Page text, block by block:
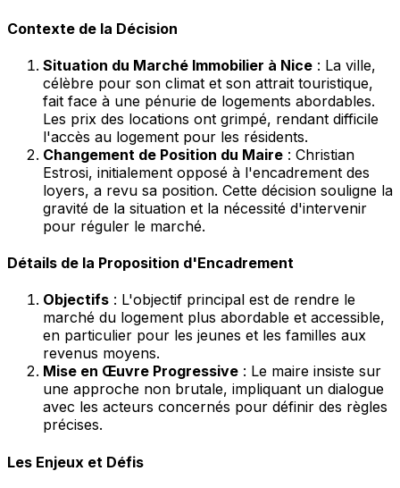
Contexte de la Décision
Situation du Marché Immobilier à Nice : La ville,
célèbre pour son climat et son attrait touristique,
fait face à une pénurie de logements abordables.
Les prix des locations ont grimpé, rendant difficile
l'accès au logement pour les résidents.
Changement de Position du Maire : Christian
Estrosi, initialement opposé à l'encadrement des
loyers, a revu sa position. Cette décision souligne la
gravité de la situation et la nécessité d'intervenir
pour réguler le marché.
Détails de la Proposition d'Encadrement
Objectifs : L'objectif principal est de rendre le
marché du logement plus abordable et accessible,
en particulier pour les jeunes et les familles aux
revenus moyens.
Mise en Œuvre Progressive : Le maire insiste sur
une approche non brutale, impliquant un dialogue
avec les acteurs concernés pour définir des règles
précises.
Les Enjeux et Défis